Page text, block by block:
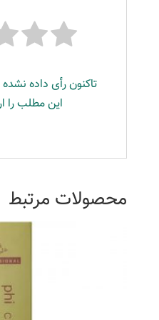
تاکنون رأی داده
این مطلب را
محصولات مرتبط